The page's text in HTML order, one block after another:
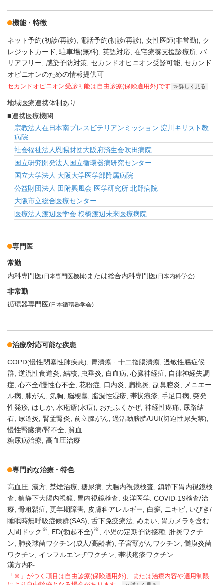
機能・特徴
ネット予約(初診/再診) 電話予約(初診/再診) 女性医師(非常勤)
ク
レジットカード
駐車場(無料) 英語対応 在宅療養支援診療所 バ
リアフリー 感染予防対策 セカンドオピニオン受診可能 セカンド
オピニオンのための情報提供可
セカンドオピニオン受診可能は自由診療(保険適用外)です 詳しく見る
地域医療連携体制あり
連携医療機関
宗教法人在日本南プレスビテリアンミッション 淀川キリスト教
病院
社会福祉法人恩賜財団大阪府済生会吹田病院
国立研究開発法人国立循環器病研究センター
国立大学法人 大阪大学医学部附属病院
公益財団法人 田附興風会 医学研究所 北野病院
大阪市立総合医療センター
医療法人渡辺医学会 桜橋渡辺未来医療病院
専門医
常勤
内科専門医(日本専門医機構) または総合内科専門医(日本内科学会)
非常勤
循環器専門医(日本循環器学会)
治療/対応可能な疾患
COPD(慢性閉塞性肺疾患) 胃潰瘍・十二指腸潰瘍 過敏性腸症候
群 逆流性食道炎 結核 虫垂炎 白血病 心臓神経症
自律神経失調
症 心不全/慢性心不全 花粉症 口内炎 扁桃炎 副鼻腔炎
メニエー
ル病
肺がん 気胸 脳梗塞 脂漏性湿疹 帯状疱疹 手足口病
突発
性発疹 はしか 水疱瘡(水痘) おたふくかぜ 神経性疼痛
尿路結
石
尿道炎 腎盂腎炎 前立腺がん 過活動膀胱/UUI(切迫性尿失禁)
慢性腎臓病/腎不全 貧血
糖尿病治療, 高血圧治療
専門的な治療・特色
高血圧 漢方 禁煙治療 糖尿病 大腸内視鏡検査 鎮静下胃内視鏡検
査 鎮静下大腸内視鏡 胃内視鏡検査 東洋医学 COVID-19検査/治
療 骨粗鬆症 更年期障害 皮膚科アレルギー 白癬 ニキビ いびき/
睡眠時無呼吸症候群(SAS) 舌下免疫療法 めまい
胃カメラを含む
人間ドック ※ ED(勃起不全)※ 小児の定期予防接種 肝炎ワクチ
ン
肺炎球菌ワクチン(成人/高齢者) 子宮頸がんワクチン 髄膜炎菌
ワクチン
インフルエンザワクチン 帯状疱疹ワクチン
漢方内科
「※」がつく項目は自由診療(保険適用外)、または治療内容や適用制限